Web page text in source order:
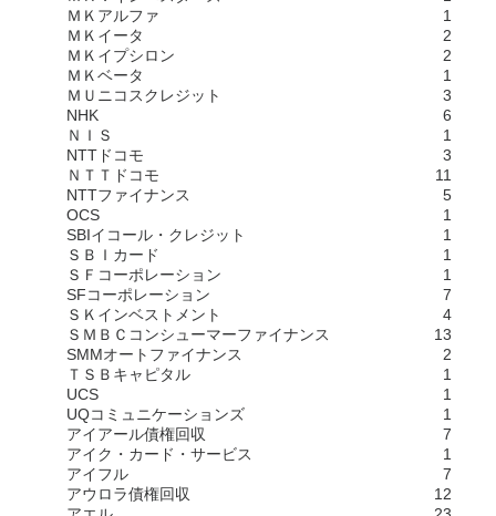
ＭＫアルファ
1
ＭＫイータ
2
ＭＫイプシロン
2
ＭＫベータ
1
ＭＵニコスクレジット
3
NHK
6
ＮＩＳ
1
NTTドコモ
3
ＮＴＴドコモ
11
NTTファイナンス
5
OCS
1
SBIイコール・クレジット
1
ＳＢＩカード
1
ＳＦコーポレーション
1
SFコーポレーション
7
ＳＫインベストメント
4
ＳＭＢＣコンシューマーファイナンス
13
SMMオートファイナンス
2
ＴＳＢキャピタル
1
UCS
1
UQコミュニケーションズ
1
アイアール債権回収
7
アイク・カード・サービス
1
アイフル
7
アウロラ債権回収
12